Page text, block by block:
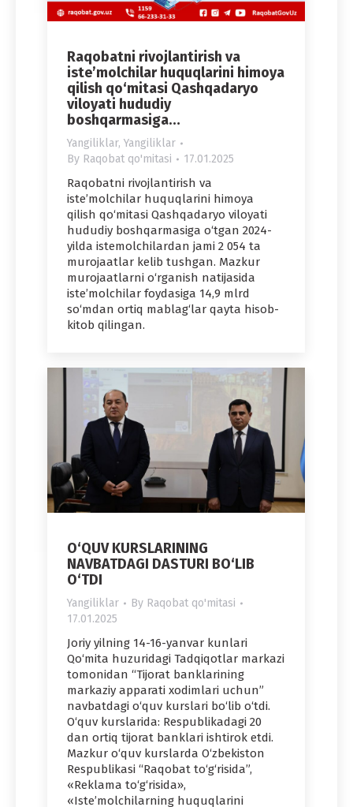
Raqobatni rivojlantirish va
iste’molchilar huquqlarini himoya
qilish qo‘mitasi Qashqadaryo
viloyati hududiy
boshqarmasiga…
Yangiliklar, Yangiliklar
By Raqobat qo'mitasi 17.01.2025
Raqobatni rivojlantirish va
iste’molchilar huquqlarini himoya
qilish qo‘mitasi Qashqadaryo viloyati
hududiy boshqarmasiga o‘tgan 2024-
yilda istemolchilardan jami 2 054 ta
murojaatlar kelib tushgan. Mazkur
murojaatlarni o‘rganish natijasida
iste’molchilar foydasiga 14,9 mlrd
so‘mdan ortiq mablag‘lar qayta hisob-
kitob qilingan.
O‘QUV KURSLARINING
NAVBATDAGI DASTURI BO‘LIB
O‘TDI
Yangiliklar By Raqobat qo'mitasi
17.01.2025
Joriy yilning 14-16-yanvar kunlari
Qo‘mita huzuridagi Tadqiqotlar markazi
tomonidan “Tijorat banklarining
markaziy apparati xodimlari uchun”
navbatdagi o‘quv kurslari bo‘lib o‘tdi.
O‘quv kurslarida: Respublikadagi 20
dan ortiq tijorat banklari ishtirok etdi.
Mazkur o‘quv kurslarda O‘zbekiston
Respublikasi “Raqobat to‘g‘risida”,
«Reklama to‘g‘risida»,
«Iste’molchilarning huquqlarini